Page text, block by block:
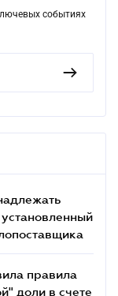
событиях
правила
доли в счете